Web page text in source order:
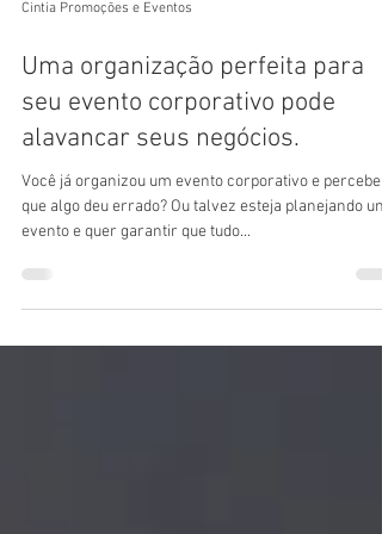
Cintia Promoções e Eventos
Uma organização perfeita para
seu evento corporativo pode
alavancar seus negócios.
Você já organizou um evento corporativo e percebeu
que algo deu errado? Ou talvez esteja planejando um